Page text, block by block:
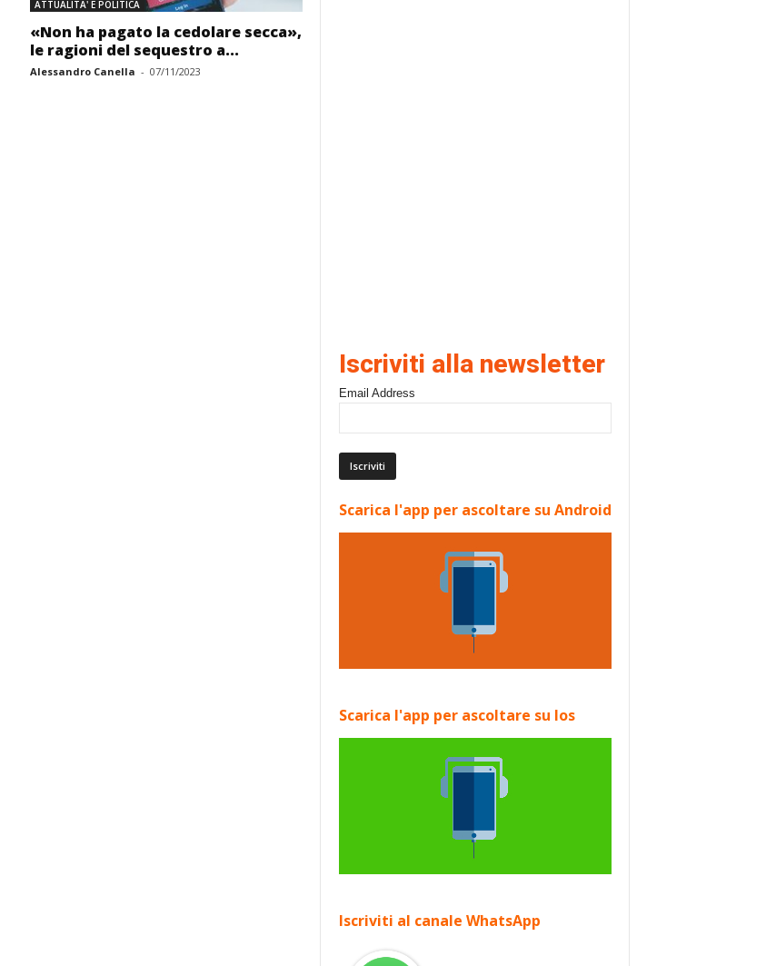
ATTUALITA' E POLITICA
«Non ha pagato la cedolare secca»,
le ragioni del sequestro a...
Alessandro Canella - 07/11/2023
Iscriviti alla newsletter
Email Address
Scarica l'app per ascoltare su Android
Scarica l'app per ascoltare su Ios
Iscriviti al canale WhatsApp